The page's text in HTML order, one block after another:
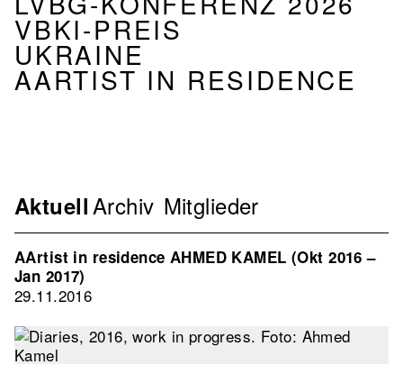
VBKI-PREIS
UKRAINE
AARTIST IN RESIDENCE
Navigation
Verband
2nd
Level
AktuellArchiv Mitglieder
AArtist in residence AHMED KAMEL (Okt 2016 –
Jan 2017)
29.11.2016